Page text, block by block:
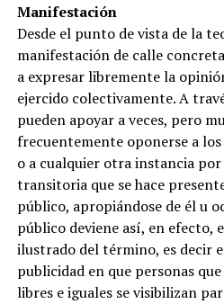
Manifestación
Desde el punto de vista de la
manifestación de calle
a expresar libremente la
ejercido colectivamente. A
pueden apoyar a veces, pero
frecuentemente oponerse a
o a cualquier otra instancia
transitoria que se hace
público, apropiándose de él u
público deviene así, en efecto,
ilustrado del término, es decir
publicidad en que personas
libres e iguales se visibilizan